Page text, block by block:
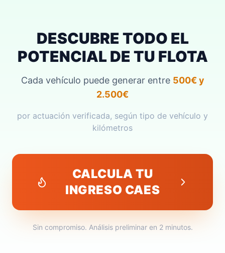
DESCUBRE TODO EL
POTENCIAL DE TU FLOTA
Cada vehículo puede generar entre 500€ y
2.500€
por actuación verificada, según tipo de vehículo y
kilómetros
CALCULA TU
INGRESO CAES
Sin compromiso. Análisis preliminar en 2 minutos.